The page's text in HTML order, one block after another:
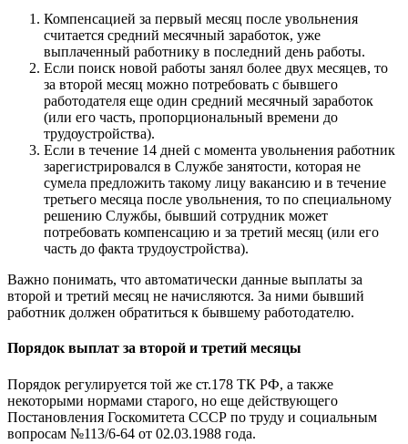
Компенсацией за первый месяц после увольнения
считается средний месячный заработок, уже
выплаченный работнику в последний день работы.
Если поиск новой работы занял более двух месяцев, то
за второй месяц можно потребовать с бывшего
работодателя еще один средний месячный заработок
(или его часть, пропорциональный времени до
трудоустройства).
Если в течение 14 дней с момента увольнения работник
зарегистрировался в Службе занятости, которая не
сумела предложить такому лицу вакансию и в течение
третьего месяца после увольнения, то по специальному
решению Службы, бывший сотрудник может
потребовать компенсацию и за третий месяц (или его
часть до факта трудоустройства).
Важно понимать, что автоматически данные выплаты за
второй и третий месяц не начисляются. За ними бывший
работник должен обратиться к бывшему работодателю.
Порядок выплат за второй и третий месяцы
Порядок регулируется той же ст.178 ТК РФ, а также
некоторыми нормами старого, но еще действующего
Постановления Госкомитета СССР по труду и социальным
вопросам №113/6-64 от 02.03.1988 года.